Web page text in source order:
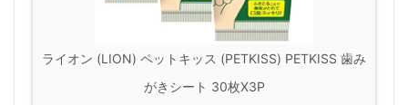
ライオン (LION) ペットキッス (PETKISS) PETKISS 歯み
がきシート 30枚X3P